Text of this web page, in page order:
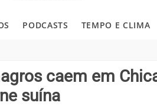
PODCASTS TEMPO E CLIMA
caem em
suína